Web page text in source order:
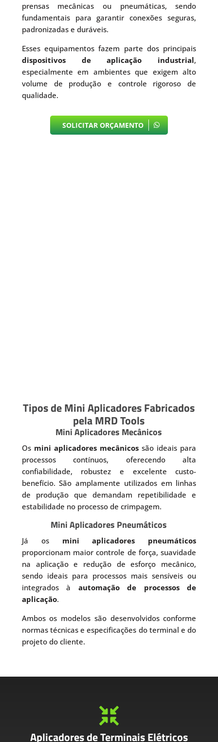
prensas mecânicas ou pneumáticas, sendo
fundamentais para garantir conexões seguras,
padronizadas e duráveis.
Esses equipamentos fazem parte dos principais
dispositivos de aplicação industrial,
especialmente em ambientes que exigem alto
volume de produção e controle rigoroso de
qualidade.
SOLICITAR ORÇAMENTO
Tipos de Mini Aplicadores Fabricados
pela MRD Tools
Mini Aplicadores Mecânicos
Os mini aplicadores mecânicos são ideais para
processos contínuos, oferecendo alta
confiabilidade, robustez e excelente custo-
benefício. São amplamente utilizados em linhas
de produção que demandam repetibilidade e
estabilidade no processo de crimpagem.
Mini Aplicadores Pneumáticos
Já os mini aplicadores pneumáticos
proporcionam maior controle de força, suavidade
na aplicação e redução de esforço mecânico,
sendo ideais para processos mais sensíveis ou
integrados à automação de processos de
aplicação.
Ambos os modelos são desenvolvidos conforme
normas técnicas e especificações do terminal e do
projeto do cliente.

Aplicadores de Terminais Elétricos